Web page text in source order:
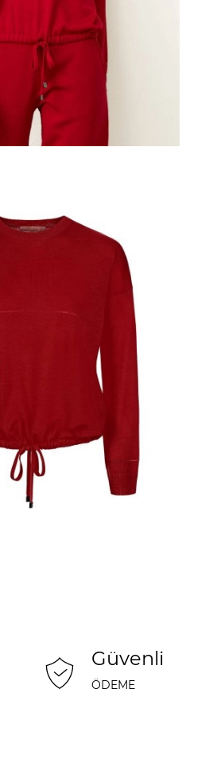
Güvenli
ÖDEME